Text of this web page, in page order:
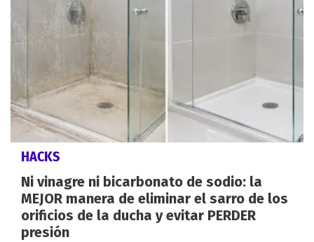
HACKS
Ni vinagre ni bicarbonato de sodio: la
MEJOR manera de eliminar el sarro de los
orificios de la ducha y evitar PERDER
presión